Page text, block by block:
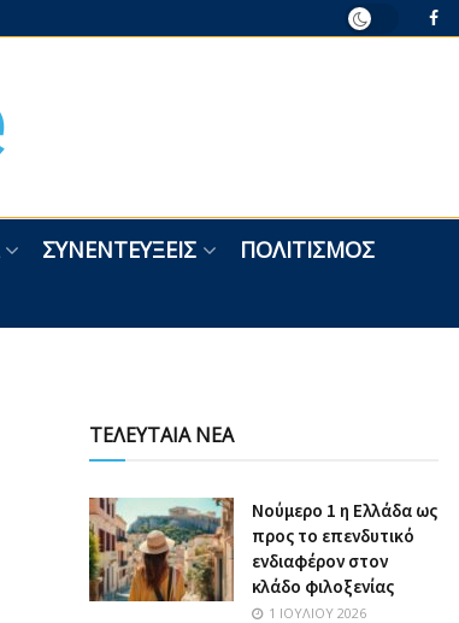
ΣΥΝΕΝΤΕΎΞΕΙΣ
ΠΟΛΙΤΙΣΜΌΣ
ΤΕΛΕΥΤΑΙΑ ΝΕΑ
Nούμερο 1 η Ελλάδα ως
προς το επενδυτικό
ενδιαφέρον στον
κλάδο φιλοξενίας
1 ΙΟΥΛΊΟΥ 2026